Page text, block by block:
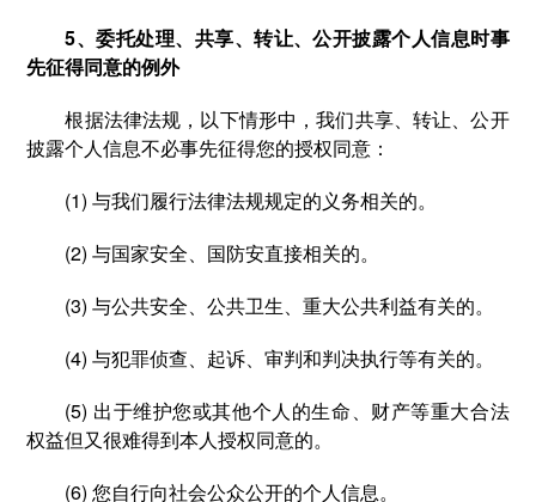
5、委托处理、共享、转让、公开披露个人信息时事
先征得同意的例外
根据法律法规，以下情形中，我们共享、转让、公开
披露个人信息不必事先征得您的授权同意：
(1) 与我们履行法律法规规定的义务相关的。
(2) 与国家安全、国防安直接相关的。
(3) 与公共安全、公共卫生、重大公共利益有关的。
(4) 与犯罪侦查、起诉、审判和判决执行等有关的。
(5) 出于维护您或其他个人的生命、财产等重大合法
权益但又很难得到本人授权同意的。
(6) 您自行向社会公众公开的个人信息。